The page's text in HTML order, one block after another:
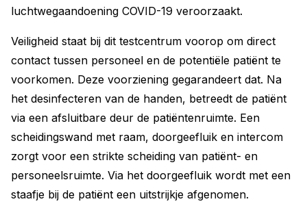
luchtwegaandoening COVID-19 veroorzaakt.
Veiligheid staat bij dit testcentrum voorop om direct
contact tussen personeel en de potentiële patiënt te
voorkomen. Deze voorziening gegarandeert dat. Na
het desinfecteren van de handen, betreedt de patiënt
via een afsluitbare deur de patiëntenruimte. Een
scheidingswand met raam, doorgeefluik en intercom
zorgt voor een strikte scheiding van patiënt- en
personeelsruimte. Via het doorgeefluik wordt met een
staafje bij de patiënt een uitstrijkje afgenomen.